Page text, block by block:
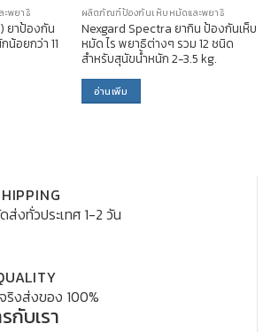
พยาธิ
ยาป้องกัน
อยกว่า 11
ผลิตภัณฑ์ป้องกันเห็บหมัดและพยาธิ
Nexgard Spectra ยากิน ป้องกันเห็บ
หมัด ไร พยาธิต่างๆ รวม 12 ชนิด
สำหรับสุนัขน้ำหนัก 2-3.5 kg.
อ่านเพิ่ม
ส่งทั่วประเทศ 1-2 วัน
ริงส่งของ 100%
กับเรา